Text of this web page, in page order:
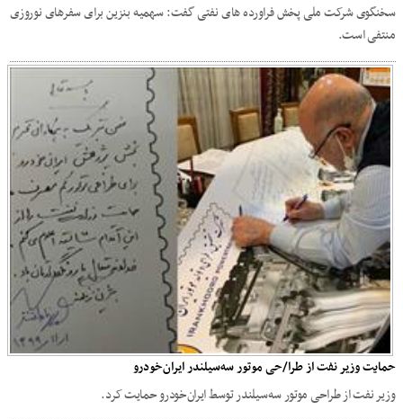
سخنگوی شرکت ملی پخش فراورده های نفتی گفت: سهمیه بنزین برای سفرهای نوروزی
منتفی است.
حمایت وزیر نفت از طرا/حی موتور سه‌سیلندر ایران‌خودرو
وزیر نفت از طراحی موتور سه‌سیلندر توسط ایران‌خودرو حمایت کرد.